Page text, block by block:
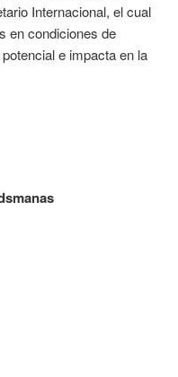
Internacional, el cual
en condiciones de
e impacta en la